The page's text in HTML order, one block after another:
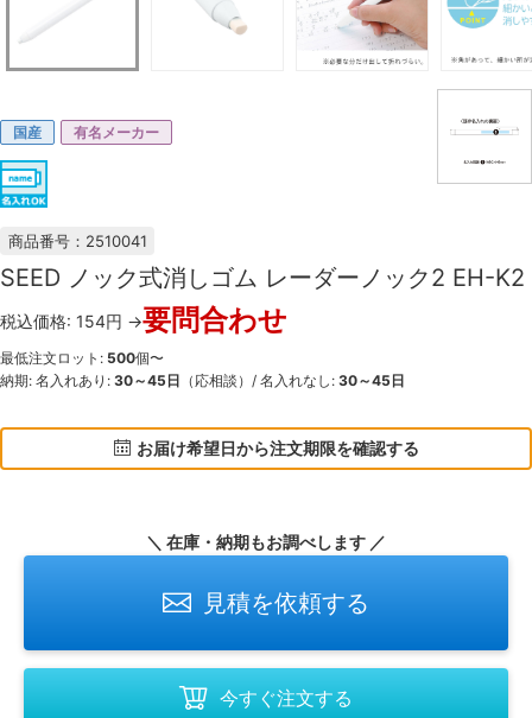
国産 有名メーカー
商品番号：2510041
SEED ノック式消しゴム レーダーノック2 EH-K2
税込価格: 154円 →要問合わせ
最低注文ロット: 500個〜
納期: 名入れあり: 30～45日 （応相談）/ 名入れなし: 30～45日
お届け希望日から注文期限を確認する
＼ 在庫・納期もお調べします ／
見積を依頼する
今すぐ注文する